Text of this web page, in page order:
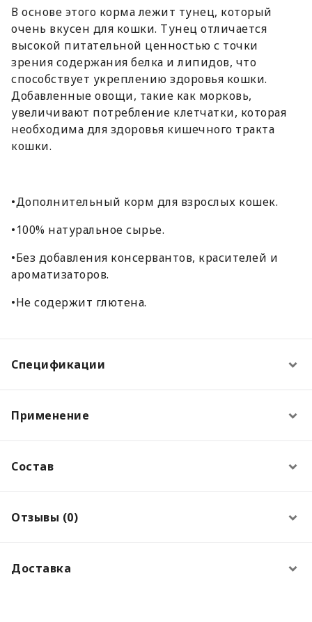
В основе этого корма лежит тунец, который
очень вкусен для кошки. Тунец отличается
высокой питательной ценностью с точки
зрения содержания белка и липидов, что
способствует укреплению здоровья кошки.
Добавленные овощи, такие как морковь,
увеличивают потребление клетчатки, которая
необходима для здоровья кишечного тракта
кошки.
•Дополнительный корм для взрослых кошек.
•100% натуральное сырье.
•Без добавления консервантов, красителей и
ароматизаторов.
•Не содержит глютена.
Спецификации
Применение
Состав
Отзывы (0)
Доставка